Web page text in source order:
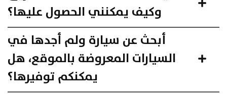
وكيف يمكنني الحصول عليها؟
أبحث عن سيارة ولم أجدها في
السيارات المعروضة بالموقع، هل
يمكنكم توفيرها؟